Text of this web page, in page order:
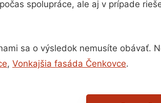
spolupráce, ale aj v prípade
sa o výsledok nemusíte obávať.
, Vonkajšia fasáda Čenkovce.